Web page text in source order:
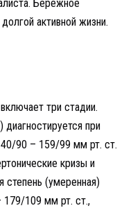
Бережное
активной жизни.
три стадии.
диагностируется при
90 – 159/99 мм рт. ст.
кризы и
степень (умеренная)
179/109 мм рт. ст.,